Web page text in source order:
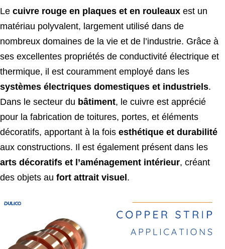
Le cuivre rouge en plaques et en rouleaux est un
matériau polyvalent, largement utilisé dans de
nombreux domaines de la vie et de l’industrie. Grâce à
ses excellentes propriétés de conductivité électrique et
thermique, il est couramment employé dans les
systèmes électriques domestiques et industriels.
Dans le secteur du bâtiment, le cuivre est apprécié
pour la fabrication de toitures, portes, et éléments
décoratifs, apportant à la fois esthétique et durabilité
aux constructions. Il est également présent dans les
arts décoratifs et l’aménagement intérieur, créant
des objets au fort attrait visuel .